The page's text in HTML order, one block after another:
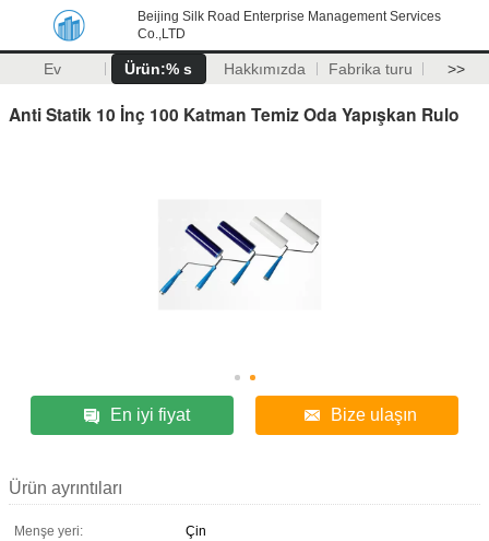
Beijing Silk Road Enterprise Management Services
Co.,LTD
Ev Ürün:% s Hakkımızda Fabrika turu >>
Anti Statik 10 İnç 100 Katman Temiz Oda Yapışkan Rulo
En iyi fiyat Bize ulaşın
Ürün ayrıntıları
Menşe yeri:
Çin